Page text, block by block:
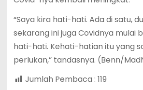
“Saya kira hati-hati. Ada di satu,
sekarang ini juga Covidnya mulai
hati-hati. Kehati-hatian itu yang
perlukan,” tandasnya. (Benn/
Jumlah Pembaca : 119